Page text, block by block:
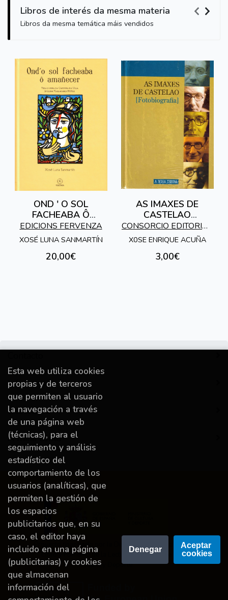
Libros de interés da mesma materia
Libros da mesma temática máis vendidos
OND ' O SOL
FACHEABA Ô
AMAÑECER
EDICIONS FERVENZA
XOSÉ LUNA SANMARTÍN
20,00€
AS IMAXES DE
CASTELAO
[FOTOBIOGRAFIA]
CONSORCIO EDITORIAL
GALEGO
X0SE ENRIQUE ACUÑA
3,00€
Información
Destacado
A miña conta
Proyecto financiado por la Dirección General del
Libro y Fomento de la Lectura, Ministerio de
Cultura y Deporte.
Esta web utiliza cookies
propias y de terceros
que permiten al usuario
la navegación a través
de una página web
(técnicas), para el
seguimiento y análisis
estadístico del
comportamiento de los
usuarios (analíticas), que
permiten la gestión de
los espacios
publicitarios que, en su
caso, el editor haya
incluido en una página
(publicitarias) y cookies
que almacenan
información del
Denegar
Aceptar
cookies